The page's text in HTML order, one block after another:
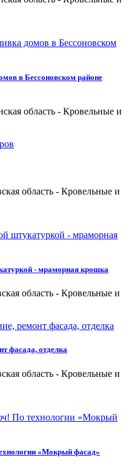
в Бессоновском районе
область - Кровельные и
область - Кровельные и
- мраморная крошка
область - Кровельные и
фасада, отделка
область - Кровельные и
«Мокрый фасад»